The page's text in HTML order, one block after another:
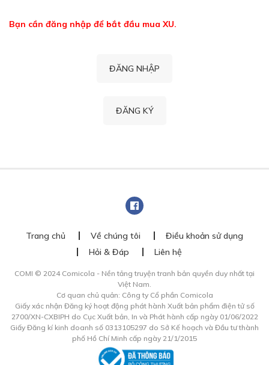
Bạn cần đăng nhập để bắt đầu mua XU.
ĐĂNG NHẬP
ĐĂNG KÝ
Trang chủ Về chúng tôi
Điều khoản sử dụng
Hỏi & Đáp
Liên hệ
COMI © 2024 Comicola - Nền tảng truyện tranh bản quyền duy nhất tại
Việt Nam.
Cơ quan chủ quản: Công ty Cổ phần Comicola
Giấy xác nhận Đăng ký hoạt động phát hành Xuất bản phẩm điện tử số
2700/XN-CXBIPH do Cục Xuất bản, In và Phát hành cấp ngày 01/06/2022
Giấy Đăng kí kinh doanh số 0313105297 do Sở Kế hoạch và Đầu tư thành
phố Hồ Chí Minh cấp ngày 21/1/2015